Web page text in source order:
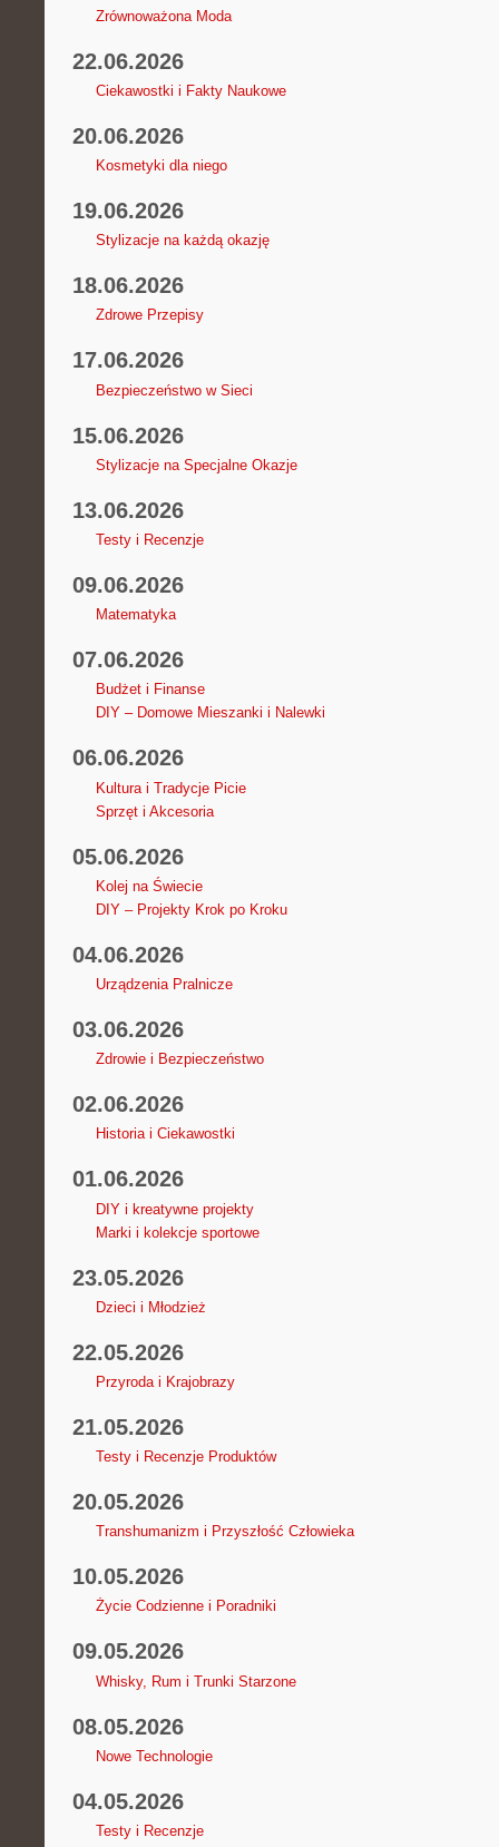
Zrównoważona Moda
22.06.2026
Ciekawostki i Fakty Naukowe
20.06.2026
Kosmetyki dla niego
19.06.2026
Stylizacje na każdą okazję
18.06.2026
Zdrowe Przepisy
17.06.2026
Bezpieczeństwo w Sieci
15.06.2026
Stylizacje na Specjalne Okazje
13.06.2026
Testy i Recenzje
09.06.2026
Matematyka
07.06.2026
Budżet i Finanse
DIY – Domowe Mieszanki i Nalewki
06.06.2026
Kultura i Tradycje Picie
Sprzęt i Akcesoria
05.06.2026
Kolej na Świecie
DIY – Projekty Krok po Kroku
04.06.2026
Urządzenia Pralnicze
03.06.2026
Zdrowie i Bezpieczeństwo
02.06.2026
Historia i Ciekawostki
01.06.2026
DIY i kreatywne projekty
Marki i kolekcje sportowe
23.05.2026
Dzieci i Młodzież
22.05.2026
Przyroda i Krajobrazy
21.05.2026
Testy i Recenzje Produktów
20.05.2026
Transhumanizm i Przyszłość Człowieka
10.05.2026
Życie Codzienne i Poradniki
09.05.2026
Whisky, Rum i Trunki Starzone
08.05.2026
Nowe Technologie
04.05.2026
Testy i Recenzje